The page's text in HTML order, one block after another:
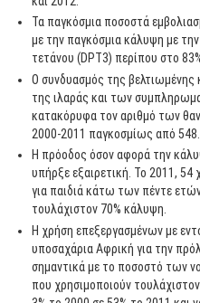
Τα παγκόσμια ποσοστά
με την παγκόσμια κάλυψη με
τετάνου (DPT3) περίπου στο
Ο συνδυασμός της
της ιλαράς και των
κατακόρυφα τον αριθμό των
2000-2011 παγκοσμίως από
Η πρόοδος όσον αφορά την
υπήρξε εξαιρετική. Το 2011,
για παιδιά κάτω των πέντε
τουλάχιστον 70% κάλυψη.
Η χρήση επεξεργασμένων με
υποσαχάρια Αφρική για την
σημαντικά με το ποσοστό των
που χρησιμοποιούν